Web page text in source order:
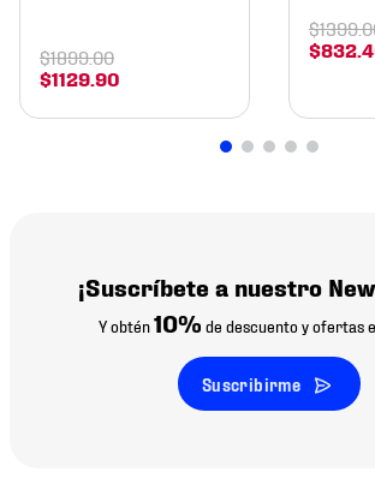
$1129 90
$1899.00 $832
$1399.
¡Suscríbete a nuestro
Y obtén10% de descuento y ofertas
Suscribirme